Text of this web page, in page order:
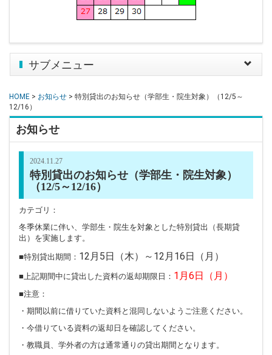
Toggle
サブメニュー
HOME > お知らせ > 特別貸出のお知らせ（学部生・院生対象）（12/5～
12/16）
お知らせ
2024.11.27
特別貸出のお知らせ（学部生・院生対象）
（12/5～12/16）
カテゴリ：
冬季休業に伴い、学部生・院生を対象とした特別貸出（長期貸
出）を実施します。
■特別貸出期間： 12月5日（木）～12月16日（月）
■上記期間中に貸出した資料の返却期限日： 1月6日（月）
■注意：
・期間以前に借りていた資料と混同しないようご注意ください。
・今借りている資料の返却日を確認してください。
・教職員、学外者の方は通常通りの貸出期間となります。